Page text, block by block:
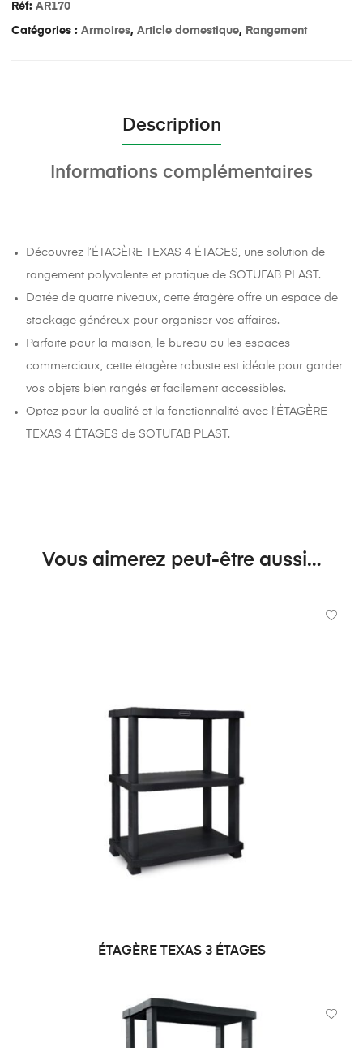
Réf: AR170
Catégories : Armoires, Article domestique, Rangement
Description
Informations complémentaires
Découvrez l’ÉTAGÈRE TEXAS 4 ÉTAGES, une solution de
rangement polyvalente et pratique de SOTUFAB PLAST.
Dotée de quatre niveaux, cette étagère offre un espace de
stockage généreux pour organiser vos affaires.
Parfaite pour la maison, le bureau ou les espaces
commerciaux, cette étagère robuste est idéale pour garder
vos objets bien rangés et facilement accessibles.
Optez pour la qualité et la fonctionnalité avec l’ÉTAGÈRE
TEXAS 4 ÉTAGES de SOTUFAB PLAST.
Vous aimerez peut-être aussi…
ÉTAGÈRE TEXAS 3 ÉTAGES